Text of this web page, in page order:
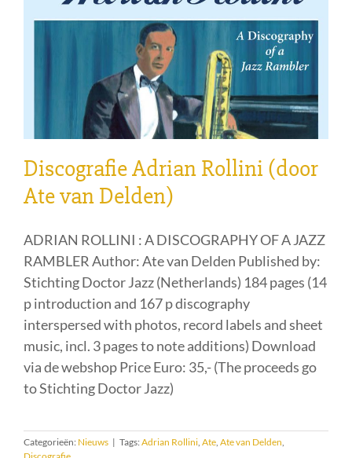
Discografie Adrian Rollini (door
Ate van Delden)
ADRIAN ROLLINI : A DISCOGRAPHY OF A JAZZ
RAMBLER Author: Ate van Delden Published by:
Stichting Doctor Jazz (Netherlands) 184 pages (14
p introduction and 167 p discography
interspersed with photos, record labels and sheet
music, incl. 3 pages to note additions) Download
via de webshop Price Euro: 35,- (The proceeds go
to Stichting Doctor Jazz)
Categorieën: Nieuws | Tags:Adrian Rollini, Ate, Ate van Delden,